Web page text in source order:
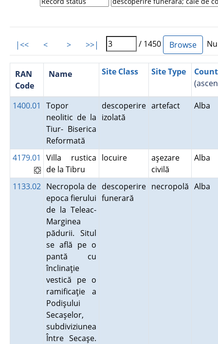
|<< < > >>| / 1450
RAN
Code
Name Site Class Site Type
1400.01
Topor
neolitic de la
Tiur- Biserica
Reformată
descoperire
izolată
artefact Alba
4179.01
Villa rustica
de la Tibru
locuire
aşezare
civilă
Alba
1133.02 Necropola de
epoca fierului
de la Teleac-
Marginea
pădurii. Situl
se află pe o
pantă cu
înclinaţie
vestică pe o
ramificaţie a
Podişului
Secaşelor,
subdiviziunea
Între Secaşe.
descoperire
funerară
necropolă Alba